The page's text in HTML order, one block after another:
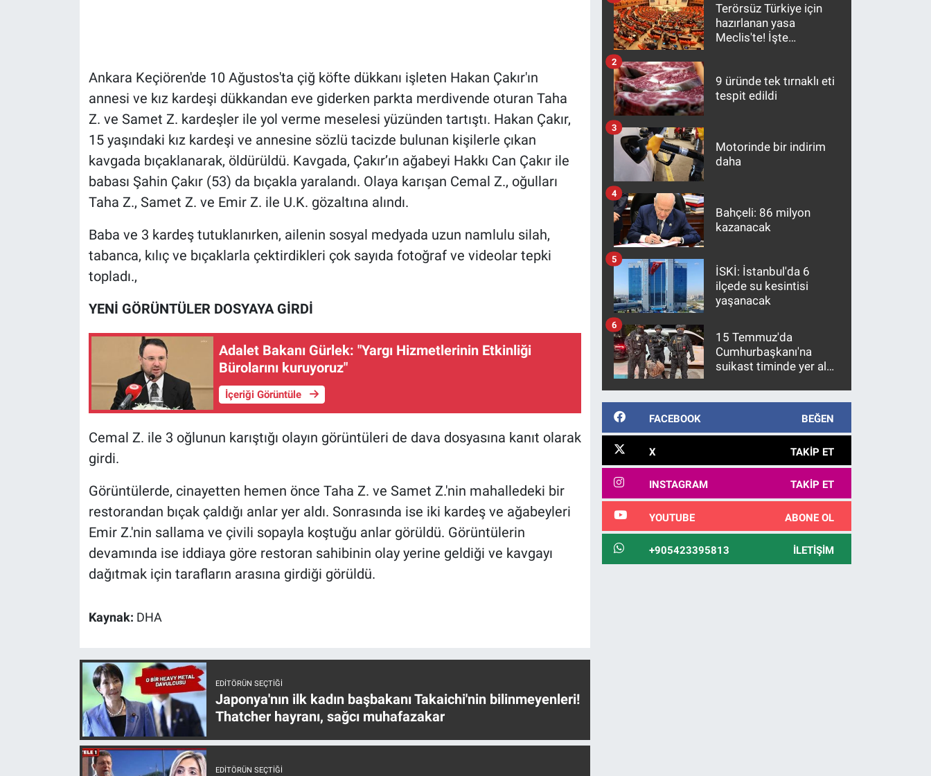
Ankara Keçiören'de 10 Ağustos'ta çiğ köfte dükkanı işleten Hakan Çakır'ın
annesi ve kız kardeşi dükkandan eve giderken parkta merdivende oturan Taha
Z. ve Samet Z. kardeşler ile yol verme meselesi yüzünden tartıştı. Hakan Çakır,
15 yaşındaki kız kardeşi ve annesine sözlü tacizde bulunan kişilerle çıkan
kavgada bıçaklanarak, öldürüldü. Kavgada, Çakır’ın ağabeyi Hakkı Can Çakır ile
babası Şahin Çakır (53) da bıçakla yaralandı. Olaya karışan Cemal Z., oğulları
Taha Z., Samet Z. ve Emir Z. ile U.K. gözaltına alındı.
Baba ve 3 kardeş tutuklanırken, ailenin sosyal medyada uzun namlulu silah,
tabanca, kılıç ve bıçaklarla çektirdikleri çok sayıda fotoğraf ve videolar tepki
topladı.,
YENİ GÖRÜNTÜLER DOSYAYA GİRDİ
Adalet Bakanı Gürlek: "Yargı Hizmetlerinin Etkinliği
Bürolarını kuruyoruz"
İçeriği Görüntüle
Cemal Z. ile 3 oğlunun karıştığı olayın görüntüleri de dava dosyasına kanıt olarak
girdi.
Görüntülerde, cinayetten hemen önce Taha Z. ve Samet Z.'nin mahalledeki bir
restorandan bıçak çaldığı anlar yer aldı. Sonrasında ise iki kardeş ve ağabeyleri
Emir Z.'nin sallama ve çivili sopayla koştuğu anlar görüldü. Görüntülerin
devamında ise iddiaya göre restoran sahibinin olay yerine geldiği ve kavgayı
dağıtmak için tarafların arasına girdiği görüldü.
Kaynak: DHA
EDITÖRÜN SEÇTIĞI
Japonya'nın ilk kadın başbakanı Takaichi'nin bilinmeyenleri!
Thatcher hayranı, sağcı muhafazakar
EDITÖRÜN SEÇTIĞI
Terörsüz Türkiye için
hazırlanan yasa
Meclis'te! İşte
9 üründe tek tırnaklı eti
tespit edildi
2
Motorinde bir indirim
daha
3
Bahçeli: 86 milyon
kazanacak
4
İSKİ: İstanbul'da 6
ilçede su kesintisi
yaşanacak
5
15 Temmuz'da
Cumhurbaşkanı'na
suikast timinde yer alan
10 yıl sonra yakalandı
6
FACEBOOK BEĞEN
X TAKIP ET
INSTAGRAM TAKIP ET
YOUTUBE ABONE OL
+905423395813 İLETIŞIM
Koronavirüs
Kültür Sanat
Ne demişti
Programlar
Teknoloji
Türkiye'nin Geleceği
Türkiye'nin Gündemi
Canlı Yayın